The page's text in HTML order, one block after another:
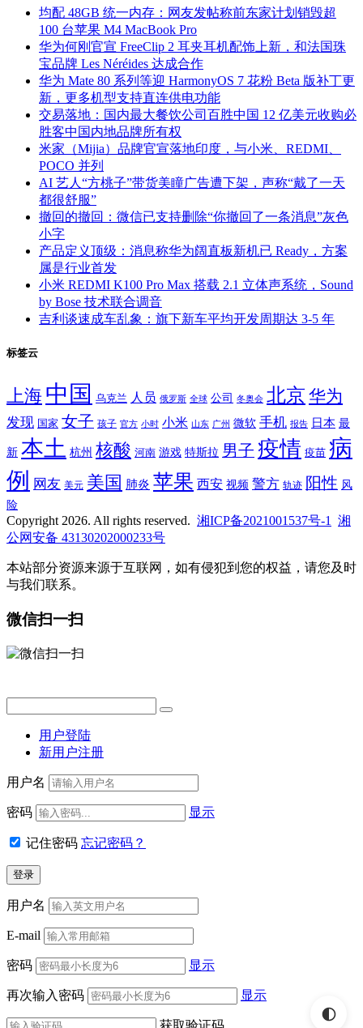
均配 48GB 统一内存：网友发帖称前东家计划销毁超
100 台苹果 M4 MacBook Pro
华为何刚官宣 FreeClip 2 耳夹耳机配饰上新，和法国珠
宝品牌 Les Néréides 达成合作
华为 Mate 80 系列等迎 HarmonyOS 7 花粉 Beta 版补丁更
新，更多机型支持直连供电功能
交易落地：国内最大餐饮公司百胜中国 12 亿美元收购必
胜客中国内地品牌所有权
米家（Mijia）品牌官宣落地印度，与小米、REDMI、
POCO 并列
AI 艺人“方桃子”带货美瞳广告遭下架，声称“戴了一天
都很舒服”
撤回的撤回：微信已支持删除“你撤回了一条消息”灰色
小字
产品定义顶级：消息称华为阔直板新机已 Ready，方案
属是行业首发
小米 REDMI K100 Pro Max 搭载 2.1 立体声系统，Sound
by Bose 技术联合调音
吉利谈速成车乱象：旗下新车平均开发周期达 3-5 年
标签云
上海 中国 乌克兰 人员 俄罗斯 全球 公司 冬奥会 北京 华为
发现 国家 女子 孩子 官方 小时 小米 山东 广州 微软 手机 报告 日本 最
新 本土 杭州 核酸 河南 游戏 特斯拉 男子 疫情 疫苗 病
例
网友 美元 美国 肺炎 苹果 西安 视频 警方 轨迹 阳性 风
险
Copyright 2026. All rights reserved. 湘ICP备2021001537号-1
湘
公网安备 43130202000233号
本站部分资源来源于互联网，如有侵犯到您的权益，请您及时
与我们联系。
微信扫一扫
用户登陆
新用户注册
用户名
密码 显示
记住密码 忘记密码？
用户名
E-mail
密码 显示
再次输入密码 显示
获取验证码